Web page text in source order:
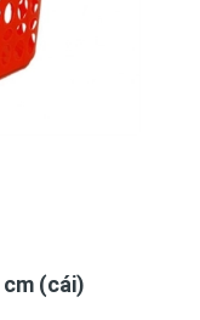
cm (cái)